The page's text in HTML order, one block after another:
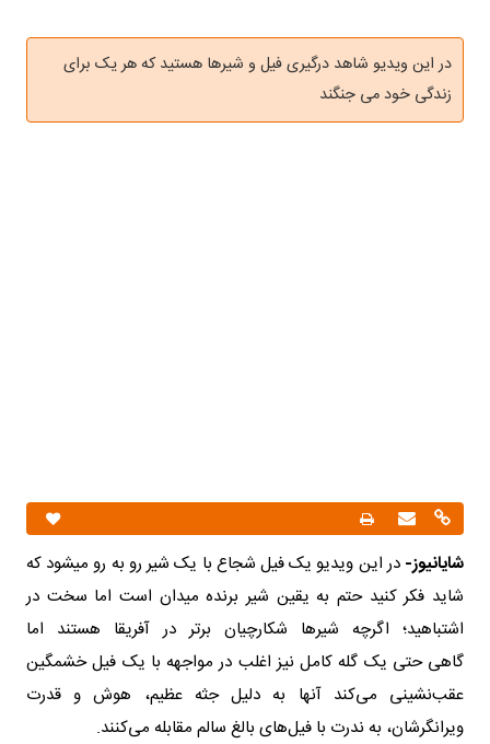
در این ویدیو شاهد درگیری فیل و شیرها هستید که هر یک برای
زندگی خود می جنگند
شایانیوز- در این ویدیو یک فیل شجاع با یک شیر رو به رو میشود که
شاید فکر کنید حتم به یقین شیر برنده میدان است اما سخت در
اشتباهید؛ اگرچه شیرها شکارچیان برتر در آفریقا هستند اما
گاهی حتی یک گله کامل نیز اغلب در مواجهه با یک فیل خشمگین
عقب‌نشینی می‌کند آنها به دلیل جثه عظیم، هوش و قدرت
ویرانگرشان، به ندرت با فیل‌های بالغ سالم مقابله می‌کنند.